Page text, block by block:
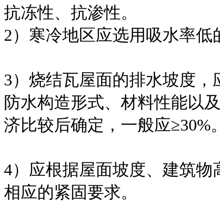
抗冻性、抗渗性。
2）寒冷地区应选用吸水率低
3）烧结瓦屋面的排水坡度
防水构造形式、材料性能以
济比较后确定，一般应≥30%
4）应根据屋面坡度、建筑
相应的紧固要求。